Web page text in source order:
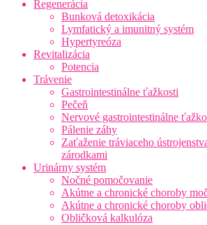
Regenerácia
Bunková detoxikácia
Lymfatický a imunitný systém
Hypertyreóza
Revitalizácia
Potencia
Trávenie
Gastrointestinálne ťažkosti
Pečeň
Nervové gastrointestinálne
Pálenie záhy
Zaťaženie tráviaceho
zárodkami
Urinárny systém
Nočné pomočovanie
Akútne a chronické choroby
Akútne a chronické choroby
Obličková kalkulóza